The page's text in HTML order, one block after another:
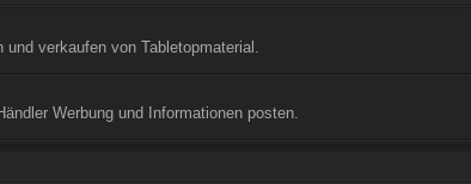
verkaufen von Tabletopmaterial.
Werbung und Informationen posten.